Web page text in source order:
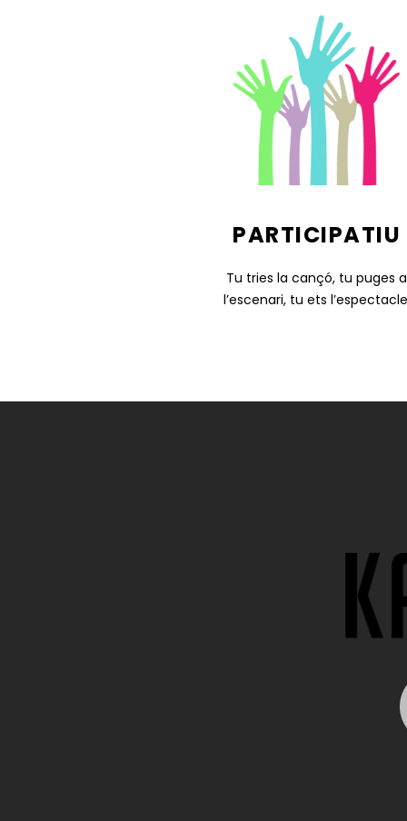
PARTICIPATIU
Tu tries la cançó, tu puges a
l’escenari, tu ets